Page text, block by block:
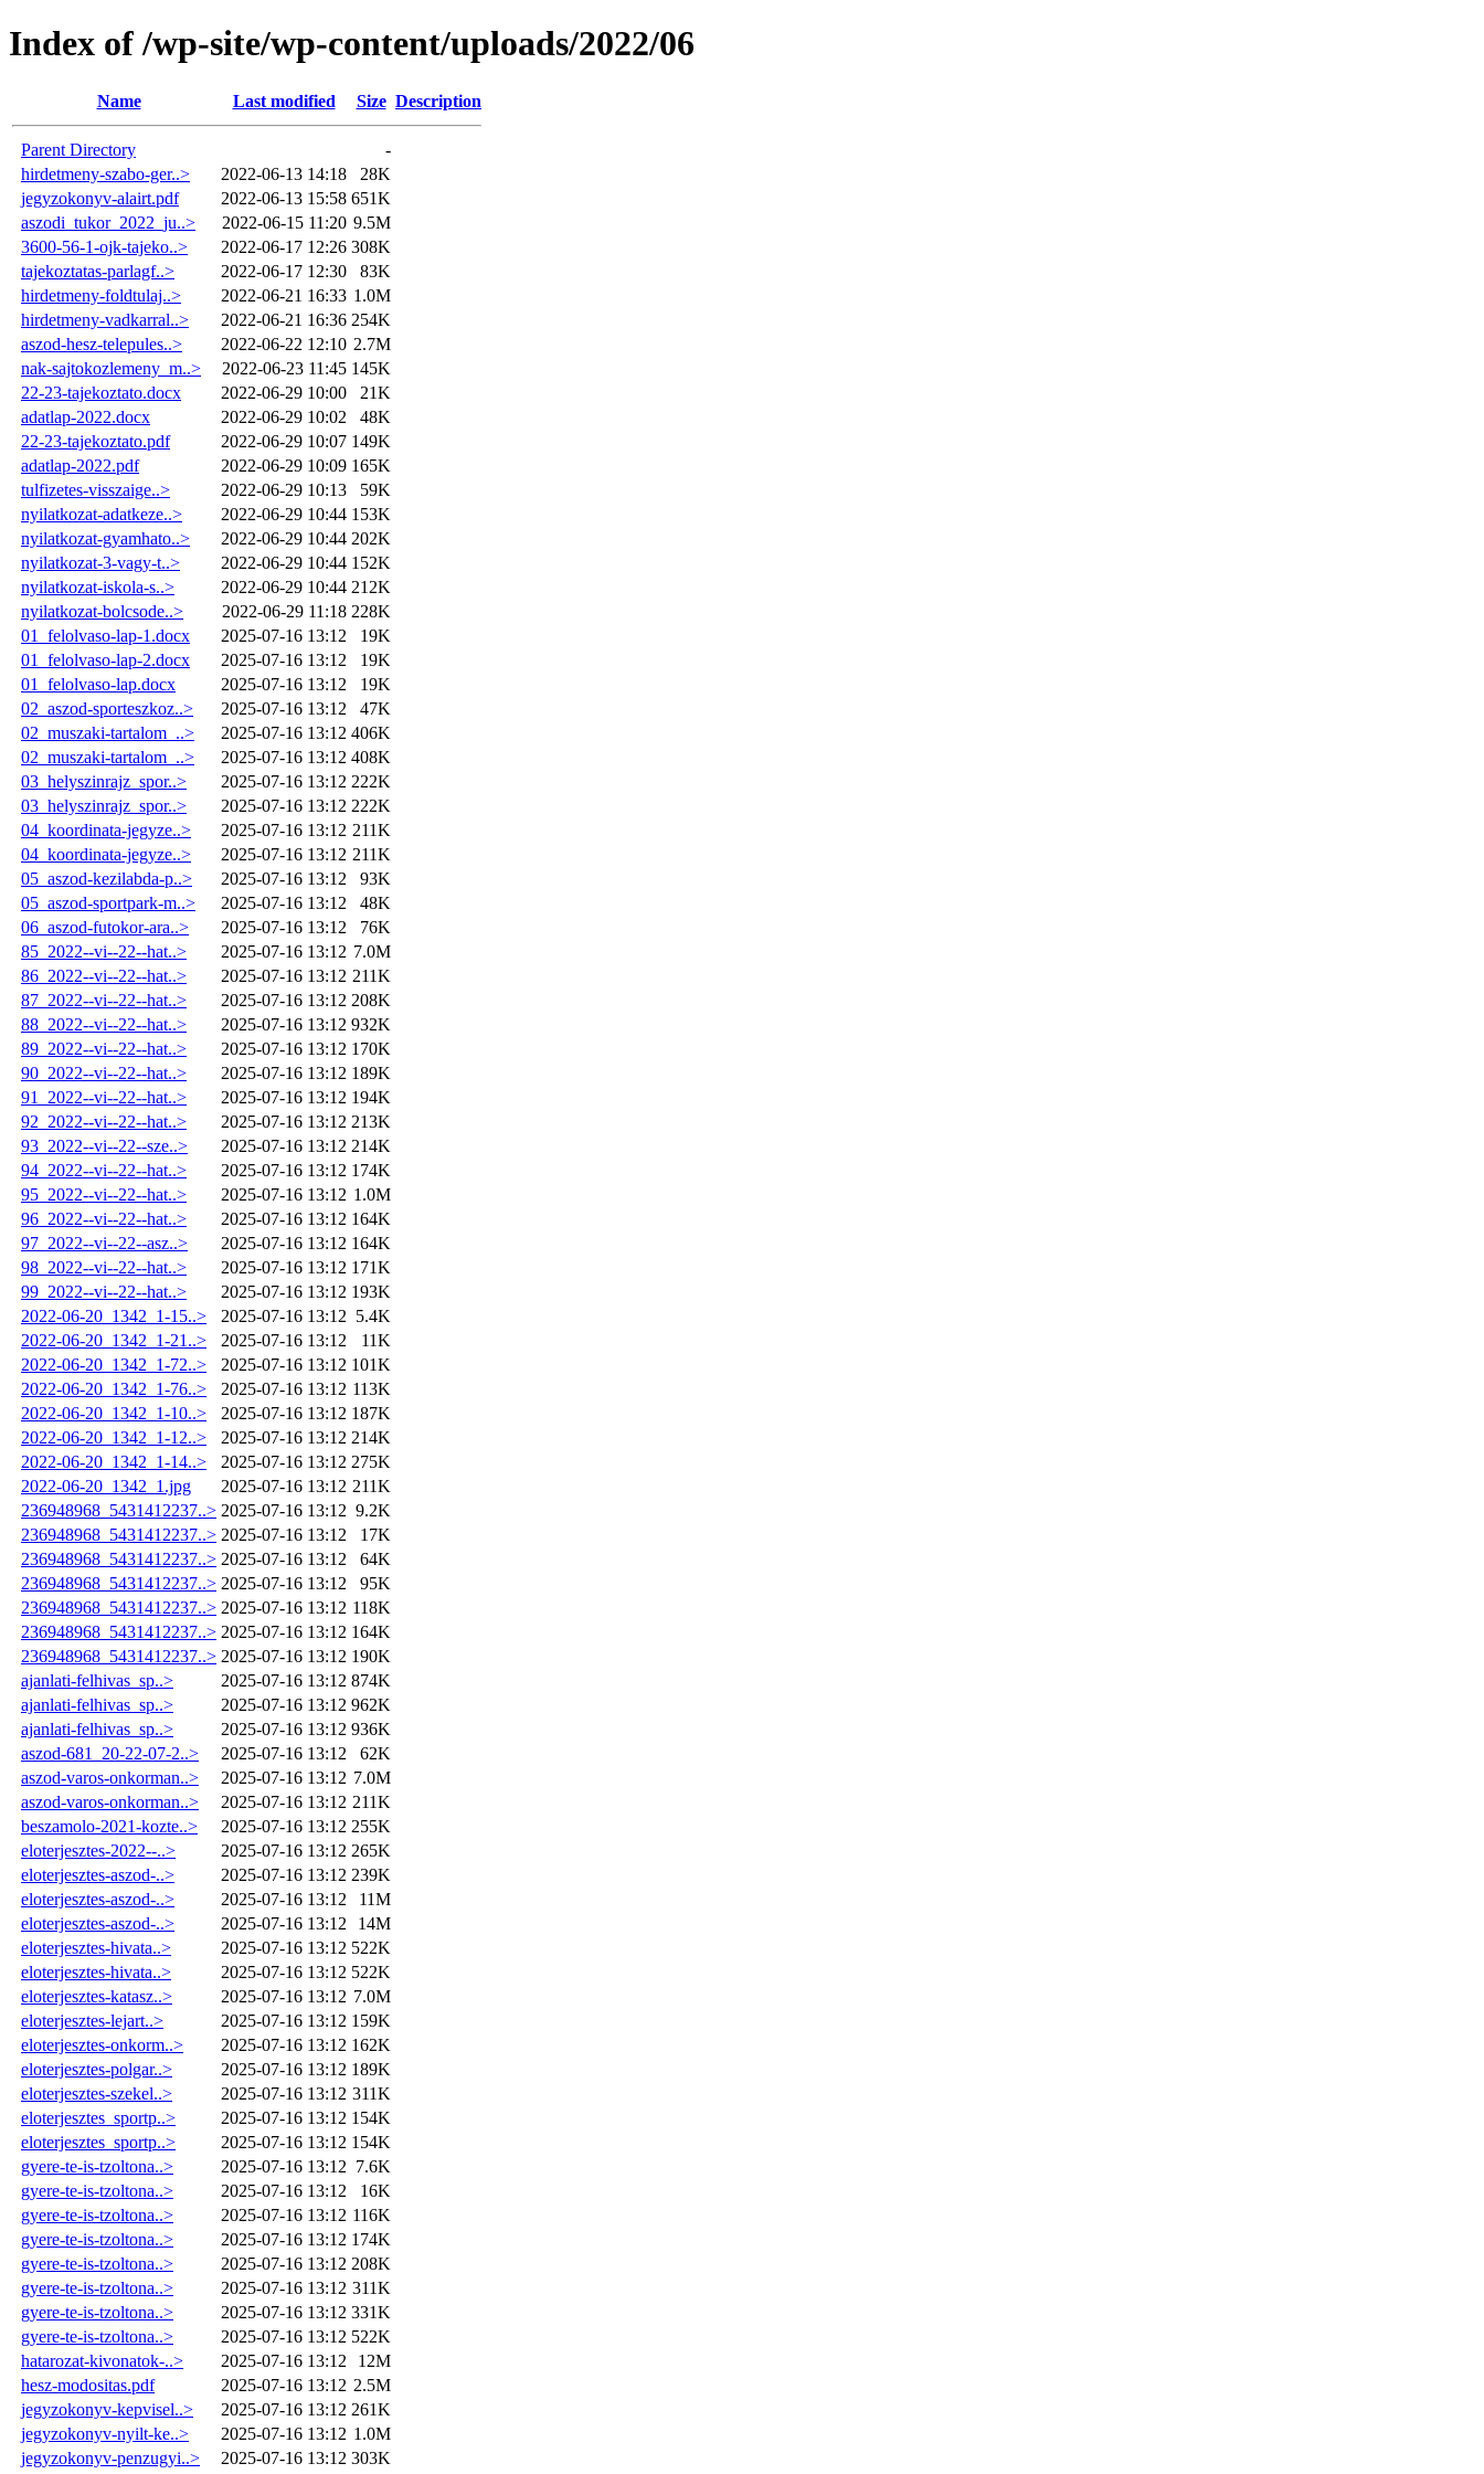
Index of /wp-site/wp-content/uploads/2022/06
Name Last modified Size Description
Parent Directory
-
hirdetmeny-szabo-ger..>
2022-06-13 14:18
28K
jegyzokonyv-alairt.pdf
2022-06-13 15:58 651K
aszodi_tukor_2022_ju..>
2022-06-15 11:20 9.5M
3600-56-1-ojk-tajeko..>
2022-06-17 12:26 308K
tajekoztatas-parlagf..>
2022-06-17 12:30
83K
hirdetmeny-foldtulaj..>
2022-06-21 16:33 1.0M
hirdetmeny-vadkarral..>
2022-06-21 16:36 254K
aszod-hesz-telepules..>
2022-06-22 12:10 2.7M
nak-sajtokozlemeny_m..>
2022-06-23 11:45 145K
22-23-tajekoztato.docx
2022-06-29 10:00
21K
adatlap-2022.docx
2022-06-29 10:02
48K
22-23-tajekoztato.pdf
2022-06-29 10:07 149K
adatlap-2022.pdf
2022-06-29 10:09 165K
tulfizetes-visszaige..>
2022-06-29 10:13
59K
nyilatkozat-adatkeze..>
2022-06-29 10:44 153K
nyilatkozat-gyamhato..>
2022-06-29 10:44 202K
nyilatkozat-3-vagy-t..>
2022-06-29 10:44 152K
nyilatkozat-iskola-s..>
2022-06-29 10:44 212K
nyilatkozat-bolcsode..>
2022-06-29 11:18 228K
01_felolvaso-lap-1.docx
2025-07-16 13:12
19K
01_felolvaso-lap-2.docx
2025-07-16 13:12
19K
01_felolvaso-lap.docx
2025-07-16 13:12
19K
02_aszod-sporteszkoz..>
2025-07-16 13:12
47K
02_muszaki-tartalom_..>
2025-07-16 13:12 406K
02_muszaki-tartalom_..>
2025-07-16 13:12 408K
03_helyszinrajz_spor..>
2025-07-16 13:12 222K
03_helyszinrajz_spor..>
2025-07-16 13:12 222K
04_koordinata-jegyze..>
2025-07-16 13:12 211K
04_koordinata-jegyze..>
2025-07-16 13:12 211K
05_aszod-kezilabda-p..>
2025-07-16 13:12
93K
05_aszod-sportpark-m..>
2025-07-16 13:12
48K
06_aszod-futokor-ara..>
2025-07-16 13:12
76K
85_2022--vi--22--hat..>
2025-07-16 13:12 7.0M
86_2022--vi--22--hat..>
2025-07-16 13:12 211K
87_2022--vi--22--hat..>
2025-07-16 13:12 208K
88_2022--vi--22--hat..>
2025-07-16 13:12 932K
89_2022--vi--22--hat..>
2025-07-16 13:12 170K
90_2022--vi--22--hat..>
2025-07-16 13:12 189K
91_2022--vi--22--hat..>
2025-07-16 13:12 194K
92_2022--vi--22--hat..>
2025-07-16 13:12 213K
93_2022--vi--22--sze..>
2025-07-16 13:12 214K
94_2022--vi--22--hat..>
2025-07-16 13:12 174K
95_2022--vi--22--hat..>
2025-07-16 13:12 1.0M
96_2022--vi--22--hat..>
2025-07-16 13:12 164K
97_2022--vi--22--asz..>
2025-07-16 13:12 164K
98_2022--vi--22--hat..>
2025-07-16 13:12 171K
99_2022--vi--22--hat..>
2025-07-16 13:12 193K
2022-06-20_1342_1-15..>
2025-07-16 13:12 5.4K
2022-06-20_1342_1-21..>
2025-07-16 13:12
11K
2022-06-20_1342_1-72..>
2025-07-16 13:12 101K
2022-06-20_1342_1-76..>
2025-07-16 13:12 113K
2022-06-20_1342_1-10..>
2025-07-16 13:12 187K
2022-06-20_1342_1-12..>
2025-07-16 13:12 214K
2022-06-20_1342_1-14..>
2025-07-16 13:12 275K
2022-06-20_1342_1.jpg
2025-07-16 13:12 211K
236948968_5431412237..> 2025-07-16 13:12 9.2K
236948968_5431412237..> 2025-07-16 13:12
17K
236948968_5431412237..> 2025-07-16 13:12
64K
236948968_5431412237..> 2025-07-16 13:12
95K
236948968_5431412237..> 2025-07-16 13:12 118K
236948968_5431412237..> 2025-07-16 13:12 164K
236948968_5431412237..> 2025-07-16 13:12 190K
ajanlati-felhivas_sp..>
2025-07-16 13:12 874K
ajanlati-felhivas_sp..>
2025-07-16 13:12 962K
ajanlati-felhivas_sp..>
2025-07-16 13:12 936K
aszod-681_20-22-07-2..>
2025-07-16 13:12
62K
aszod-varos-onkorman..>
2025-07-16 13:12 7.0M
aszod-varos-onkorman..>
2025-07-16 13:12 211K
beszamolo-2021-kozte..>
2025-07-16 13:12 255K
eloterjesztes-2022--..>
2025-07-16 13:12 265K
eloterjesztes-aszod-..>
2025-07-16 13:12 239K
eloterjesztes-aszod-..>
2025-07-16 13:12
11M
eloterjesztes-aszod-..>
2025-07-16 13:12
14M
eloterjesztes-hivata..>
2025-07-16 13:12 522K
eloterjesztes-hivata..>
2025-07-16 13:12 522K
eloterjesztes-katasz..>
2025-07-16 13:12 7.0M
eloterjesztes-lejart..>
2025-07-16 13:12 159K
eloterjesztes-onkorm..>
2025-07-16 13:12 162K
eloterjesztes-polgar..>
2025-07-16 13:12 189K
eloterjesztes-szekel..>
2025-07-16 13:12 311K
eloterjesztes_sportp..>
2025-07-16 13:12 154K
eloterjesztes_sportp..>
2025-07-16 13:12 154K
gyere-te-is-tzoltona..>
2025-07-16 13:12 7.6K
gyere-te-is-tzoltona..>
2025-07-16 13:12
16K
gyere-te-is-tzoltona..>
2025-07-16 13:12 116K
gyere-te-is-tzoltona..>
2025-07-16 13:12 174K
gyere-te-is-tzoltona..>
2025-07-16 13:12 208K
gyere-te-is-tzoltona..>
2025-07-16 13:12 311K
gyere-te-is-tzoltona..>
2025-07-16 13:12 331K
gyere-te-is-tzoltona..>
2025-07-16 13:12 522K
hatarozat-kivonatok-..>
2025-07-16 13:12
12M
hesz-modositas.pdf
2025-07-16 13:12 2.5M
jegyzokonyv-kepvisel..>
2025-07-16 13:12 261K
jegyzokonyv-nyilt-ke..>
2025-07-16 13:12 1.0M
jegyzokonyv-penzugyi..>
2025-07-16 13:12 303K